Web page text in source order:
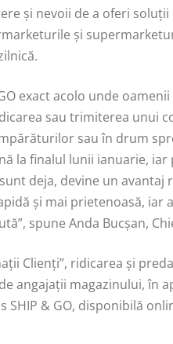
și nevoii de a oferi
și
exact acolo unde
sau trimiterea unui
sau în drum
la finalul lunii ianuarie,
deja, devine un
și mai prietenoasă,
spune Anda Bucșan,
Clienți”, ridicarea și
angajații magazinului, în
& GO, disponibilă